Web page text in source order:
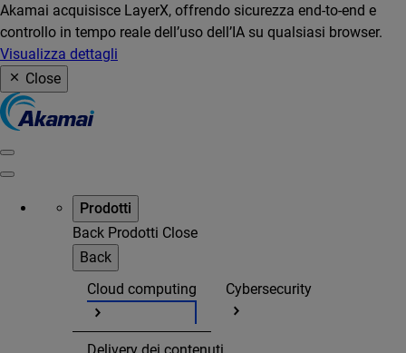
Akamai acquisisce LayerX, offrendo sicurezza end-to-end e
controllo in tempo reale dell’uso dell’IA su qualsiasi browser.
Visualizza dettagli
Close
Prodotti
Back Prodotti Close
Back
Cloud computing
Cybersecurity